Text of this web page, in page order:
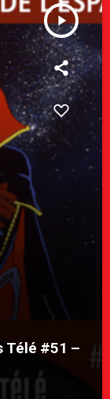
play_arrow
Télé #51 –